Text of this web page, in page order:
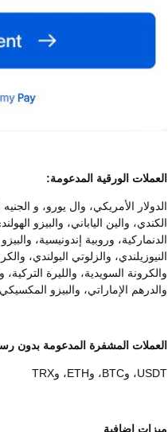
العملات الورقية المدعومة:
الدولار الأمريكي، وال يورو، و
الكندي، والين الياباني، والبيزو
الدنماركية، وروبية إندونيسية،
النيوزيلندي، والزلوتي البولندي،
والكرونة السويدية، والليرة التركية،
والدرهم الإماراتي، والبيزو
العملات المشفرة المدعومة بدون
USDT، وBTC، وETH، وTRX
ميزات إضافية